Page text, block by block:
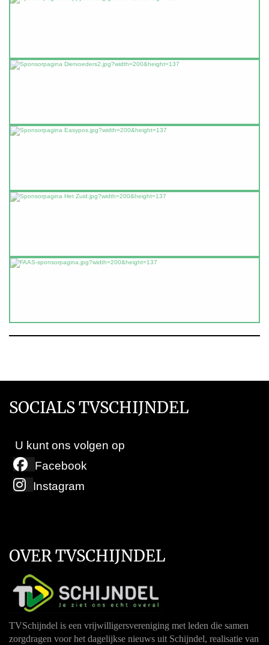
SOCIALS TVSCHIJNDEL
U kunt ons volgen op
Facebook
Instagram
OVER TVSCHIJNDEL
TVSchijndel is een vrijwilligersvereniging met leden die samen
zorgdragen voor het dagelijkse nieuws uit Schijndel, realisatie van